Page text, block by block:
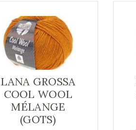
LANA GROSSA
COOL WOOL
MÉLANGE
(GOTS)